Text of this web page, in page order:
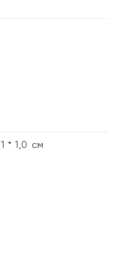
* 1,0 см